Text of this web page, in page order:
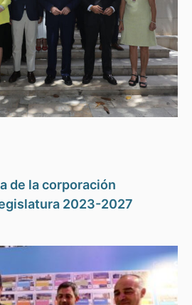
de la corporación
2023-2027